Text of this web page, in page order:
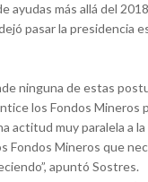
ayudas más allá del
pasar la presidencia
ninguna de estas
los Fondos
actitud muy paralela a
Fondos Mineros que
apuntó Sostres.